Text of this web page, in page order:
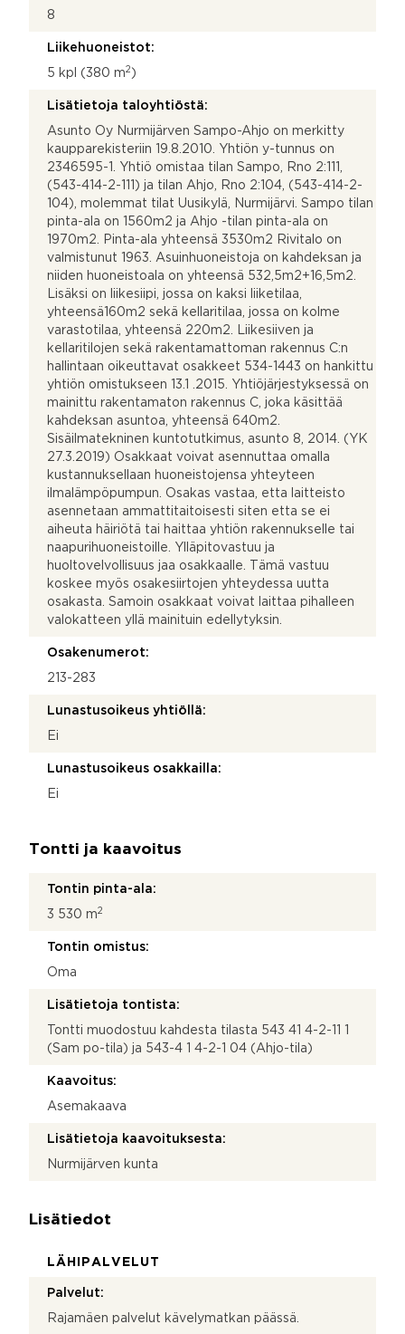
8
Liikehuoneistot:
5 kpl (380 m2 )
Lisätietoja taloyhtiöstä:
Asunto Oy Nurmijärven Sampo-Ahjo on merkitty
kaupparekisteriin 19.8.2010. Yhtiön y-tunnus on
2346595-1. Yhtiö omistaa tilan Sampo, Rno 2:111,
(543-414-2-111) ja tilan Ahjo, Rno 2:104, (543-414-2-
104), molemmat tilat Uusikylä, Nurmijärvi. Sampo tilan
pinta-ala on 1560m2 ja Ahjo -tilan pinta-ala on
1970m2. Pinta-ala yhteensä 3530m2 Rivitalo on
valmistunut 1963. Asuinhuoneistoja on kahdeksan ja
niiden huoneistoala on yhteensä 532,5m2+16,5m2.
Lisäksi on liikesiipi, jossa on kaksi liiketilaa,
yhteensä160m2 sekä kellaritilaa, jossa on kolme
varastotilaa, yhteensä 220m2. Liikesiiven ja
kellaritilojen sekä rakentamattoman rakennus C:n
hallintaan oikeuttavat osakkeet 534-1443 on hankittu
yhtiön omistukseen 13.1 .2015. Yhtiöjärjestyksessä on
mainittu rakentamaton rakennus C, joka käsittää
kahdeksan asuntoa, yhteensä 640m2.
Sisäilmatekninen kuntotutkimus, asunto 8, 2014. (YK
27.3.2019) Osakkaat voivat asennuttaa omalla
kustannuksellaan huoneistojensa yhteyteen
ilmalämpöpumpun. Osakas vastaa, etta laitteisto
asennetaan ammattitaitoisesti siten etta se ei
aiheuta häiriötä tai haittaa yhtiön rakennukselle tai
naapurihuoneistoille. Ylläpitovastuu ja
huoltovelvollisuus jaa osakkaalle. Tämä vastuu
koskee myös osakesiirtojen yhteydessa uutta
osakasta. Samoin osakkaat voivat laittaa pihalleen
valokatteen yllä mainituin edellytyksin.
Osakenumerot:
213-283
Lunastusoikeus yhtiöllä:
Ei
Lunastusoikeus osakkailla:
Ei
Tontti ja kaavoitus
Tontin pinta-ala:
3 530 m2
Tontin omistus:
Oma
Lisätietoja tontista:
Tontti muodostuu kahdesta tilasta 543 41 4-2-11 1
(Sam po-tila) ja 543-4 1 4-2-1 04 (Ahjo-tila)
Kaavoitus:
Asemakaava
Lisätietoja kaavoituksesta:
Nurmijärven kunta
Lisätiedot
LÄHIPALVELUT
Palvelut:
Rajamäen palvelut kävelymatkan päässä.